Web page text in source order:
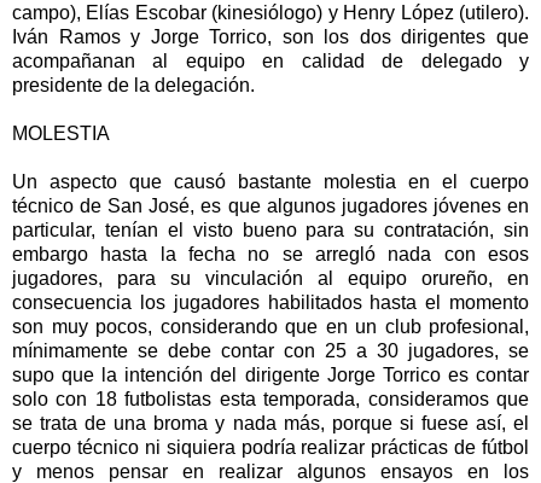
campo), Elías Escobar (kinesiólogo) y Henry López (utilero).
Iván Ramos y Jorge Torrico, son los dos dirigentes que
acompañanan al equipo en calidad de delegado y
presidente de la delegación.
MOLESTIA
Un aspecto que causó bastante molestia en el cuerpo
técnico de San José, es que algunos jugadores jóvenes en
particular, tenían el visto bueno para su contratación, sin
embargo hasta la fecha no se arregló nada con esos
jugadores, para su vinculación al equipo orureño, en
consecuencia los jugadores habilitados hasta el momento
son muy pocos, considerando que en un club profesional,
mínimamente se debe contar con 25 a 30 jugadores, se
supo que la intención del dirigente Jorge Torrico es contar
solo con 18 futbolistas esta temporada, consideramos que
se trata de una broma y nada más, porque si fuese así, el
cuerpo técnico ni siquiera podría realizar prácticas de fútbol
y menos pensar en realizar algunos ensayos en los